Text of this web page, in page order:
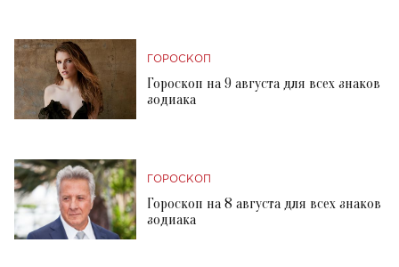
ГОРОСКОП
Гороскоп на 9 августа для всех знаков
зодиака
ГОРОСКОП
Гороскоп на 8 августа для всех знаков
зодиака